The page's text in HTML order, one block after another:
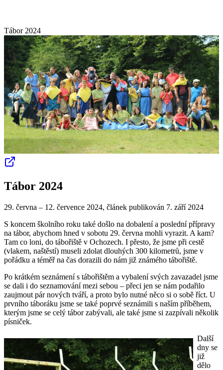
Tábor 2024
Tábor 2024
29. června – 12. července 2024, článek publikován 7. září 2024
S koncem školního roku také došlo na dobalení a poslední přípravy
na tábor, abychom hned v sobotu 29. června mohli vyrazit. A kam?
Tam co loni, do tábořiště v Ochozech. I přesto, že jsme při cestě
(vlakem, naštěstí) museli zdolat dlouhých 300 kilometrů, jsme v
pořádku a téměř na čas dorazili do nám již známého tábořiště.
Po krátkém seznámení s tábořištěm a vybalení svých zavazadel jsme
se dali i do seznamování mezi sebou – přeci jen se nám podařilo
zaujmout pár nových tváří, a proto bylo nutné něco si o sobě říct. U
prvního táboráku jsme se také poprvé seznámili s naším příběhem,
kterým jsme se celý tábor zabývali, ale také jsme si zazpívali několik
písniček.
Další
dny se
již
dělo